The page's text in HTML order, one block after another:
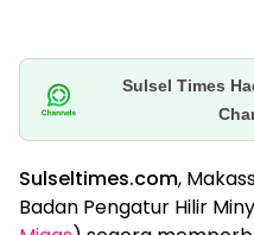
Sulsel Times
Sulseltimes.com,
Badan Pengatur Hilir